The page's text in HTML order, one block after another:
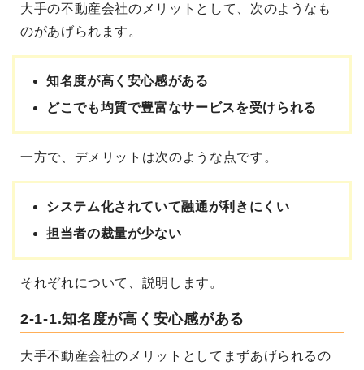
大手の不動産会社のメリットとして、次のようなも
のがあげられます。
知名度が高く安心感がある
どこでも均質で豊富なサービスを受けられる
一方で、デメリットは次のような点です。
システム化されていて融通が利きにくい
担当者の裁量が少ない
それぞれについて、説明します。
2-1-1.知名度が高く安心感がある
大手不動産会社のメリットとしてまずあげられるの